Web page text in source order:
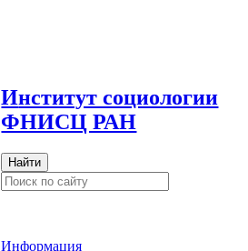
Институт социологии
ФНИСЦ РАН
Найти
Информация